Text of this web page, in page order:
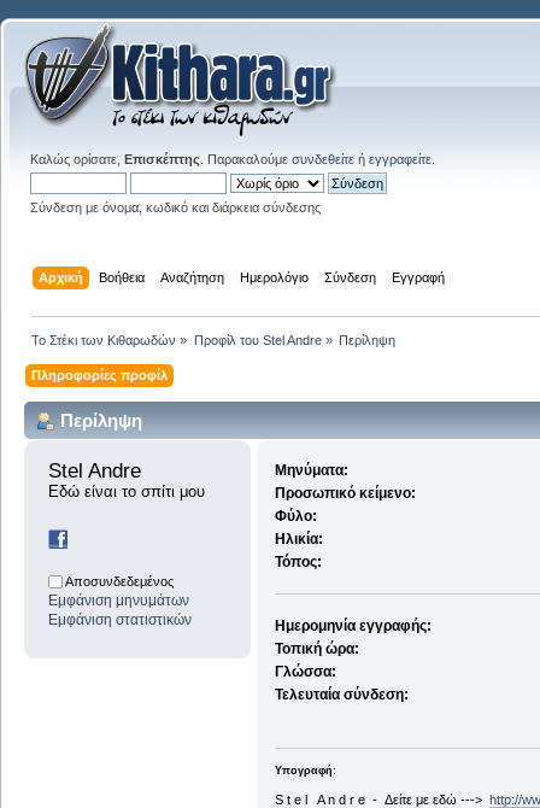
Καλώς ορίσατε, Επισκέπτης . Παρακαλούμε συνδεθείτε ή εγγραφείτε
Σύνδεση με όνομα, κωδικό και διάρκεια σύνδεσης
Αρχική Βοήθεια Αναζήτηση Ημερολόγιο Σύνδεση Εγγραφή
Το Στέκι των Κιθαρωδών » Προφίλ του Stel Andre» Περίληψη
Πληροφορίες προφίλ
Περίληψη
Stel Andre
Εδώ είναι το σπίτι μου
Αποσυνδεδεμένος
Εμφάνιση μηνυμάτων
Εμφάνιση στατιστικών
Μηνύματα:
Προσωπικό κείμενο:
Φύλο:
Ηλικία:
Τόπος:
Ημερομηνία εγγραφής:
Τοπική ώρα:
Γλώσσα:
Τελευταία σύνδεση:
Υπογραφή:
S t e l A n d r e - Δείτε με εδώ ---> http://